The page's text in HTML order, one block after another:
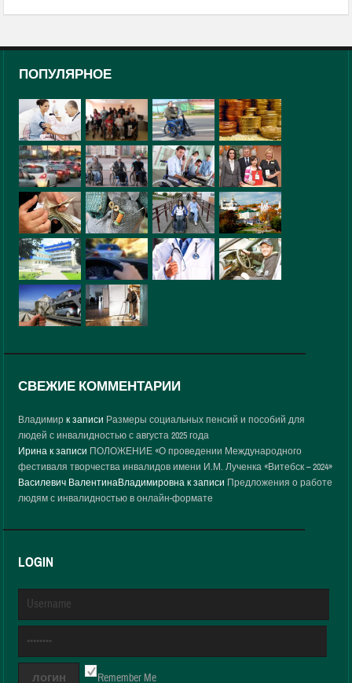
ПОПУЛЯРНОЕ
СВЕЖИЕ КОММЕНТАРИИ
Владимир к записи Размеры социальных пенсий и пособий для
людей с инвалидностью с августа 2025 года
Ирина к записи ПОЛОЖЕНИЕ «О проведении Международного
фестиваля творчества инвалидов имени И.М. Лученка «Витебск – 2024»
Василевич ВалентинаВладимировна к записи Предложения о работе
людям с инвалидностью в онлайн-формате
LOGIN
Remember Me